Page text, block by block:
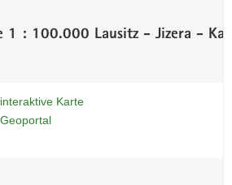
1 : 100.000 Lausitz - Jizera -
interaktive Karte
Geoportal